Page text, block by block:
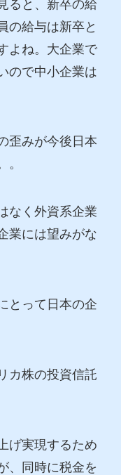
ると、新卒の給
の給与は新卒と
よね。大企業で
ので中小企業は
歪みが今後日本
。
なく外資系企業
業には望みがな
とって日本の企
カ株の投資信託
げ実現するため
、同時に税金を